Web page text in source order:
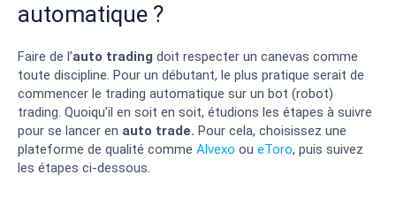
automatique ?
Faire de l’auto trading doit respecter un canevas comme
toute discipline. Pour un débutant, le plus pratique serait de
commencer le trading automatique sur un bot (robot)
trading. Quoiqu’il en soit en soit, étudions les étapes à suivre
pour se lancer en auto trade. Pour cela, choisissez une
plateforme de qualité comme Alvexo ou eToro, puis suivez
les étapes ci-dessous.